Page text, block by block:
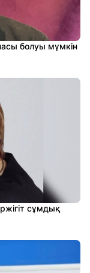
болуы мүмкін
сұмдық